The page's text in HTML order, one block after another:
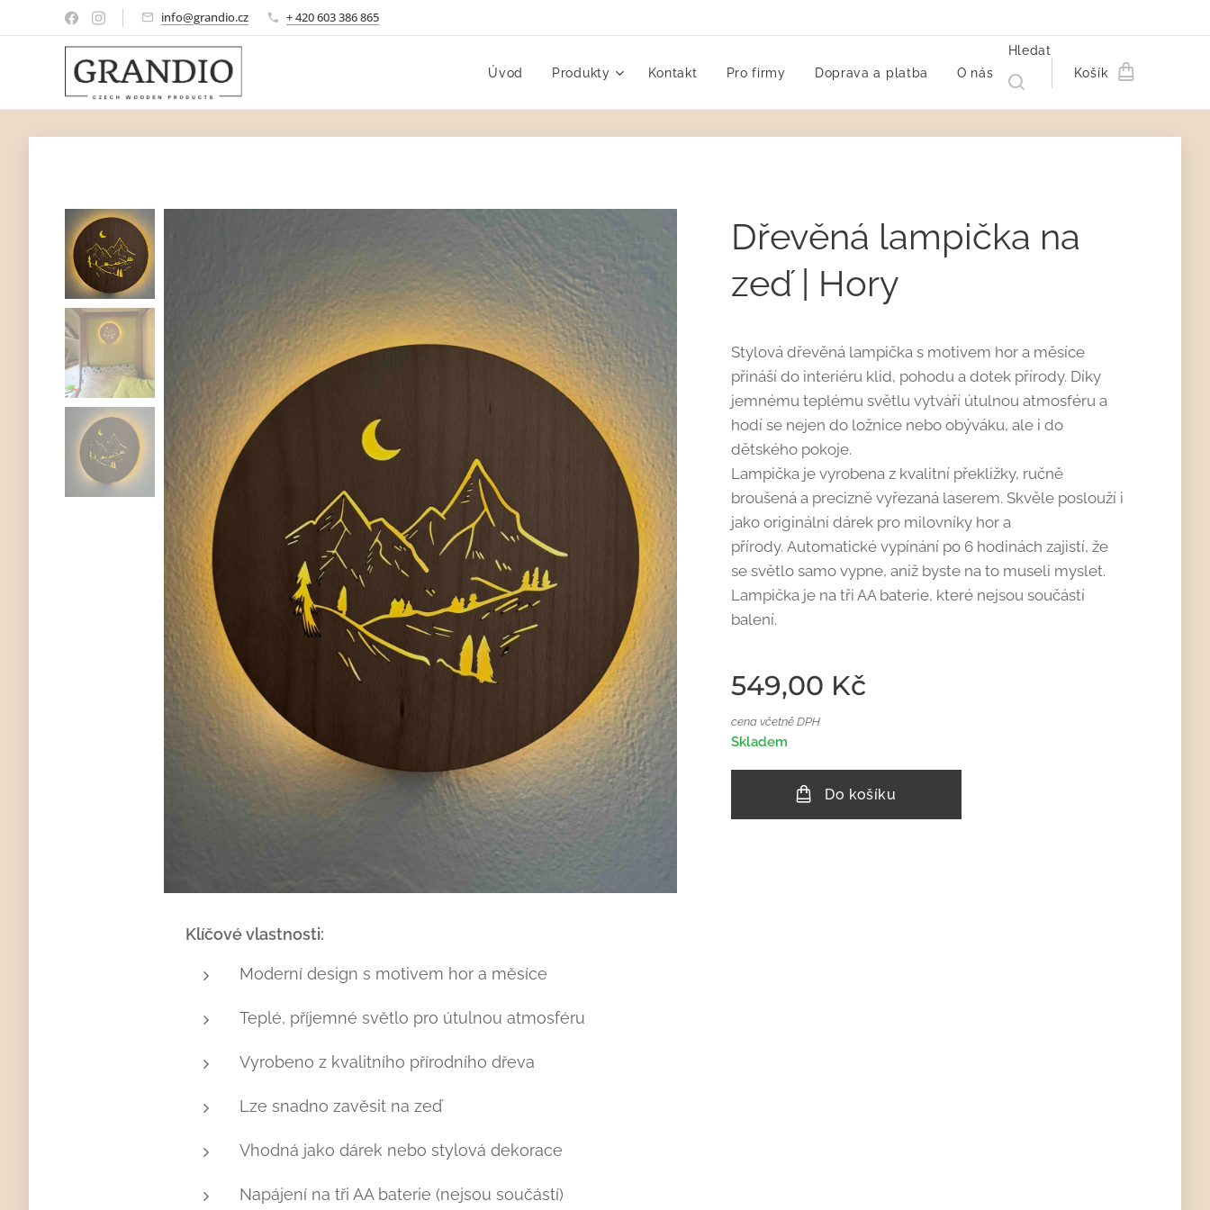
info@grandio.cz + 420 603 386 865
Úvod Produkty Kontakt Pro firmy Doprava a platba O nás
Hledat
Košík
Dřevěná lampička na
zeď | Hory
Stylová dřevěná lampička s motivem hor a měsíce
přináší do interiéru klid, pohodu a dotek přírody. Díky
jemnému teplému světlu vytváří útulnou atmosféru a
hodí se nejen do ložnice nebo obýváku, ale i do
dětského pokoje.
Lampička je vyrobena z kvalitní překližky, ručně
broušená a precizně vyřezaná laserem. Skvěle poslouží i
jako originální dárek pro milovníky hor a
přírody. Automatické vypínání po 6 hodinách zajistí, že
se světlo samo vypne, aniž byste na to museli myslet.
Lampička je na tři AA baterie, které nejsou součástí
balení.
549,00 Kč
cena včetně DPH
Skladem
Do košíku
Klíčové vlastnosti:
Moderní design s motivem hor a měsíce
Teplé, příjemné světlo pro útulnou atmosféru
Vyrobeno z kvalitního přírodního dřeva
Lze snadno zavěsit na zeď
Vhodná jako dárek nebo stylová dekorace
Napájení na tři AA baterie (nejsou součástí)